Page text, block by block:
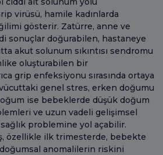
virüsü, hamile kadınlarda
gösterir. Zatürre, anne ve
sonuçlar doğurabilen, hastaneye
akut solunum sıkıntısı sendromu
oluşturabilen bir
grip enfeksiyonu sırasında ortaya
genel stres, erken doğumu
ise bebeklerde düşük doğum
ve uzun vadeli gelişimsel
problemine yol açabilir.
özellikle ilk trimesterde, bebekte
anomalilerin riskini